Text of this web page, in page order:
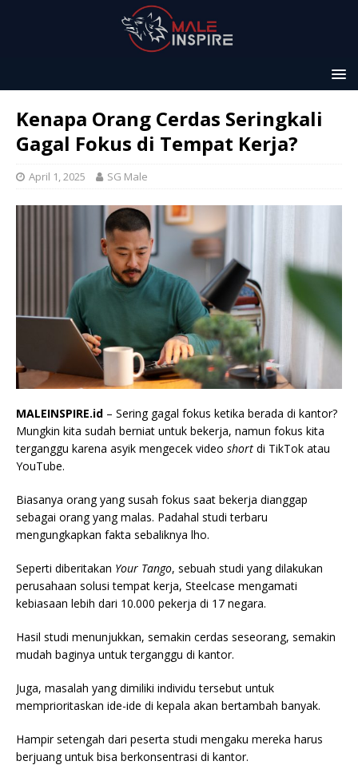
Kenapa Orang Cerdas Seringkali
Gagal Fokus di Tempat Kerja?
April 1, 2025 SG Male
MALEINSPIRE.id – Sering gagal fokus ketika berada di kantor?
Mungkin kita sudah berniat untuk bekerja, namun fokus kita
terganggu karena asyik mengecek video short di TikTok atau
YouTube.
Biasanya orang yang susah fokus saat bekerja dianggap
sebagai orang yang malas. Padahal studi terbaru
mengungkapkan fakta sebaliknya lho.
Seperti diberitakan Your Tango, sebuah studi yang dilakukan
perusahaan solusi tempat kerja, Steelcase mengamati
kebiasaan lebih dari 10.000 pekerja di 17 negara.
Hasil studi menunjukkan, semakin cerdas seseorang, semakin
mudah baginya untuk terganggu di kantor.
Juga, masalah yang dimiliki individu tersebut untuk
memprioritaskan ide-ide di kepala akan bertambah banyak.
Hampir setengah dari peserta studi mengaku mereka harus
berjuang untuk bisa berkonsentrasi di kantor.